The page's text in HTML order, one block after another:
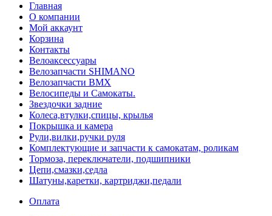
Главная
О компании
Мой аккаунт
Корзина
Контакты
Велоаксессуары
Велозапчасти SHIMANO
Велозапчасти BMX
Велосипеды и Самокаты.
Звездочки задние
Колеса,втулки,спицы, крылья
Покрышка и камера
Рули,вилки,ручки руля
Комплектующие и запчасти к самокатам, роликам
Тормоза, переключатели, подшипники
Цепи,смазки,седла
Шатуны,каретки, картриджи,педали
Оплата